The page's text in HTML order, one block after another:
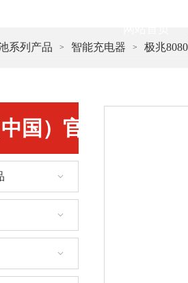
系列产品 > 智能充电器 > 极兆
国）官方网站